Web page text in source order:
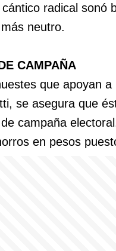
radical sonó
neutro.
CAMPAÑA
que apoyan
se asegura que
campaña
en pesos